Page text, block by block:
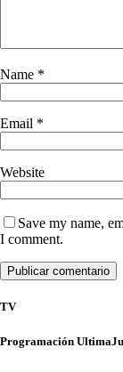
Name *
Email *
Website
Save my name,
I comment.
TV
Programación